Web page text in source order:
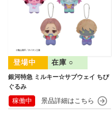
銀河特急 ミルキー☆サブウェイ ちび
ぐるみ
在庫 ○
稼働中